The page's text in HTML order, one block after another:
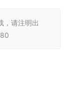
，请注明出